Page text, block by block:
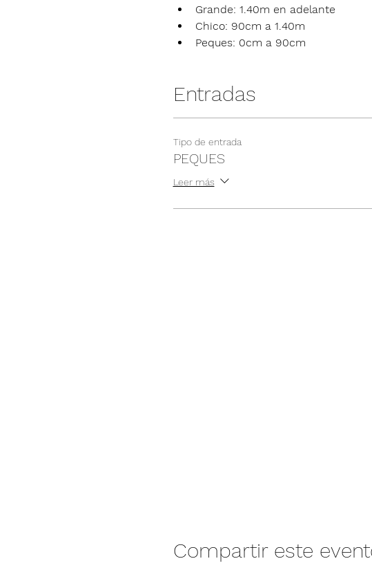
Grande: 1.40m en adelante
Chico: 90cm a 1.40m
Peques: 0cm a 90cm
Entradas
Tipo de entrada
PEQUES
Leer más
Compartir este